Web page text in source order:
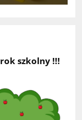
szkolny !!!